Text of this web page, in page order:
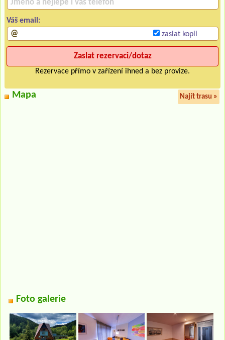
Váš email:
zaslat kopii
Rezervace přímo v zařízení ihned a bez provize.
Mapa Najít trasu »
Foto galerie